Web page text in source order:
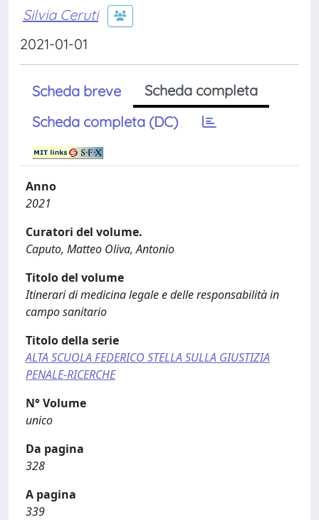
Silvia Ceruti
2021-01-01
Scheda breve
Scheda completa
Scheda completa (DC)
Anno
2021
Curatori del volume.
Caputo, Matteo Oliva, Antonio
Titolo del volume
Itinerari di medicina legale e delle responsabilità in
campo sanitario
Titolo della serie
ALTA SCUOLA FEDERICO STELLA SULLA GIUSTIZIA
PENALE-RICERCHE
N° Volume
unico
Da pagina
328
A pagina
339